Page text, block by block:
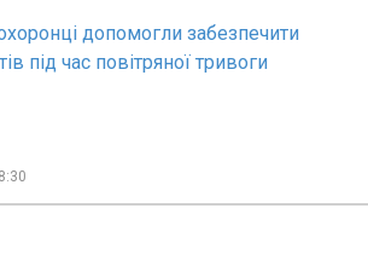
допомогли забезпечити
під час повітряної тривоги